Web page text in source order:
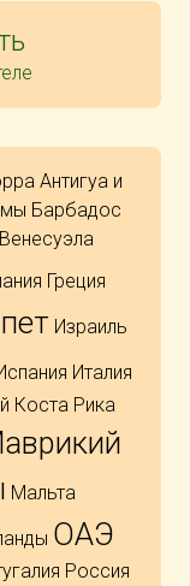
Антигуа и
Барбадос
Венесуэла
Греция
Израиль
Италия
Коста Рика
Мальта
ОАЭ
Россия